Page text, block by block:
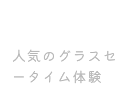
人気のグラス
ータイム体験